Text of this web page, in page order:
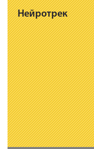
Нейротрек